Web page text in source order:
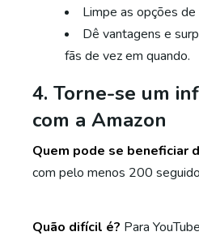
Limpe as opções
Dê vantagens e
fãs de vez em quando.
4. Torne-se um
com a Amazon
Quem pode se beneficiar
com pelo menos 200
Quão difícil é? Para